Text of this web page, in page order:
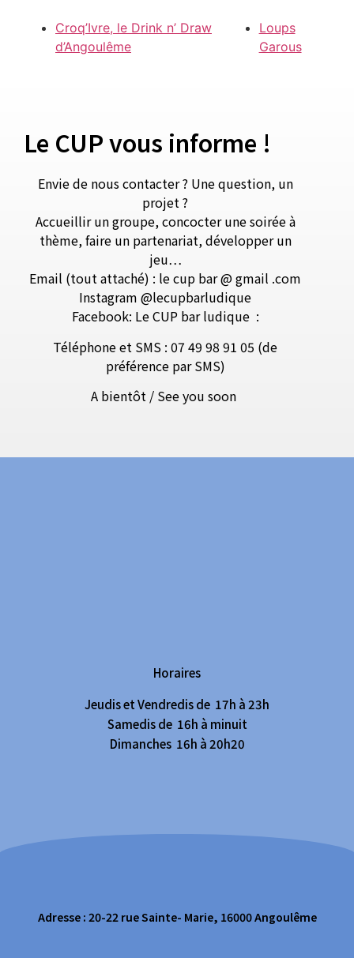
Croq’Ivre, le Drink n’ Draw
d’Angoulême
Loups
Garous
Le CUP vous informe !
Envie de nous contacter ? Une question, un
projet ?
Accueillir un groupe, concocter une soirée à
thème, faire un partenariat, développer un
jeu…
Email (tout attaché) : le cup bar @ gmail .com
Instagram @lecupbarludique
Facebook: Le CUP bar ludique :
Téléphone et SMS : 07 49 98 91 05 (de
préférence par SMS)
A bientôt / See you soon
Horaires
Jeudis et Vendredis de 17h à 23h
Samedis de 16h à minuit
Dimanches 16h à 20h20
Adresse : 20-22 rue Sainte- Marie, 16000 Angoulême